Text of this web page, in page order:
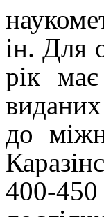
ін. Для
рік має
до
400-